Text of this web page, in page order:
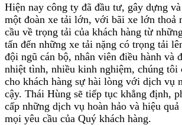
Hiện nay công ty đã đầu tư, gây dựng
một đoàn xe tải lớn, với bãi xe lớn thoả
cầu về trọng tải của khách hàng từ
tấn đến những xe tải nặng có trọng tải
đội ngũ cán bộ, nhân viên điều hành và
nhiệt tình, nhiều kinh nghiệm, chúng tôi
cho khách hàng sự hài lòng với dịch vụ
cậy. Thái Hùng sẽ tiếp tục khẳng định,
cấp những dịch vụ hoàn hảo và hiệu
mọi yêu cầu của Quý khách hàng.